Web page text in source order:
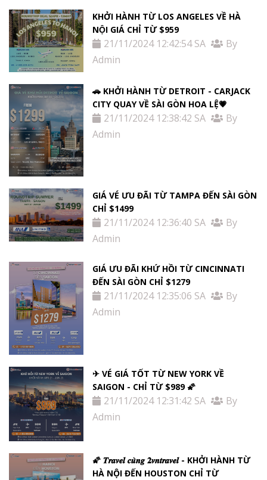
KHỞI HÀNH TỪ LOS ANGELES VỀ HÀ
NỘI GIÁ CHỈ TỪ $959
21/11/2024 12:42:54 SA
By
Admin
🚗 KHỞI HÀNH TỪ DETROIT - CARJACK
CITY QUAY VỀ SÀI GÒN HOA LỆ💗
21/11/2024 12:38:42 SA
By
Admin
GIÁ VÉ ƯU ĐÃI TỪ TAMPA ĐẾN SÀI GÒN
CHỈ $1499
21/11/2024 12:36:40 SA
By
Admin
GIÁ ƯU ĐÃI KHỨ HỒI TỪ ​​CINCINNATI
ĐẾN SÀI GÒN CHỈ $1279
21/11/2024 12:35:06 SA
By
Admin
✈ VÉ GIÁ TỐT TỪ NEW YORK VỀ
SAIGON - CHỈ TỪ $989 🌠
21/11/2024 12:31:42 SA
By
Admin
🌠 𝑻𝒓𝒂𝒗𝒆𝒍 𝒄𝒖̀𝒏𝒈 𝟐𝒗𝒏𝒕𝒓𝒂𝒗𝒆𝒍 - KHỞI HÀNH TỪ
HÀ NỘI ĐẾN HOUSTON CHỈ TỪ